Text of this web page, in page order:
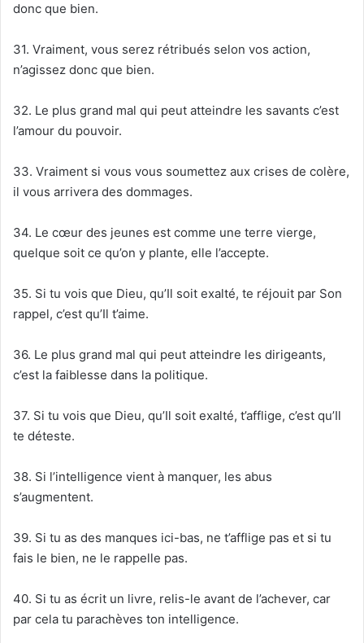
donc que bien.
31. Vraiment, vous serez rétribués selon vos action,
n’agissez donc que bien.
32. Le plus grand mal qui peut atteindre les savants c’est
l’amour du pouvoir.
33. Vraiment si vous vous soumettez aux crises de colère,
il vous arrivera des dommages.
34. Le cœur des jeunes est comme une terre vierge,
quelque soit ce qu’on y plante, elle l’accepte.
35. Si tu vois que Dieu, qu’Il soit exalté, te réjouit par Son
rappel, c’est qu’Il t’aime.
36. Le plus grand mal qui peut atteindre les dirigeants,
c’est la faiblesse dans la politique.
37. Si tu vois que Dieu, qu’Il soit exalté, t’afflige, c’est qu’Il
te déteste.
38. Si l’intelligence vient à manquer, les abus
s’augmentent.
39. Si tu as des manques ici-bas, ne t’afflige pas et si tu
fais le bien, ne le rappelle pas.
40. Si tu as écrit un livre, relis-le avant de l’achever, car
par cela tu parachèves ton intelligence.